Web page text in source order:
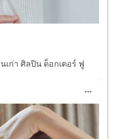
เก่า ศิลปิน ด็อกเตอร์ ฟู